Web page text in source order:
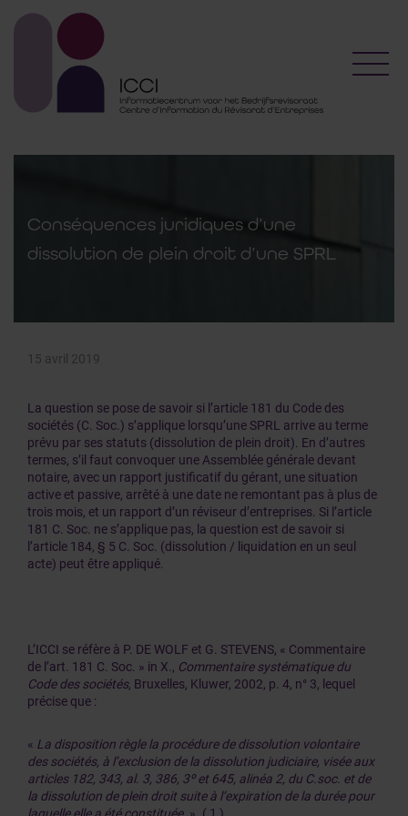
Conséquences juridiques d’une
dissolution de plein droit d’une SPRL
15 avril 2019
La question se pose de savoir si l’article 181 du Code des
sociétés (C. Soc.) s’applique lorsqu’une SPRL arrive au terme
prévu par ses statuts (dissolution de plein droit). En d’autres
termes, s’il faut convoquer une Assemblée générale devant
notaire, avec un rapport justificatif du gérant, une situation
active et passive, arrêté à une date ne remontant pas à plus de
trois mois, et un rapport d’un réviseur d’entreprises. Si l’article
181 C. Soc. ne s’applique pas, la question est de savoir si
l’article 184, § 5 C. Soc. (dissolution / liquidation en un seul
acte) peut être appliqué.
L’ICCI se réfère à P. DE WOLF et G. STEVENS, « Commentaire
de l’art. 181 C. Soc. » in X., Commentaire systématique du
Code des sociétés, Bruxelles, Kluwer, 2002, p. 4, n° 3, lequel
précise que :
« La disposition règle la procédure de dissolution volontaire
des sociétés, à l’exclusion de la dissolution judiciaire, visée aux
articles 182, 343, al. 3, 386, 3º et 645, alinéa 2, du C.soc. et de
la dissolution de plein droit suite à l’expiration de la durée pour